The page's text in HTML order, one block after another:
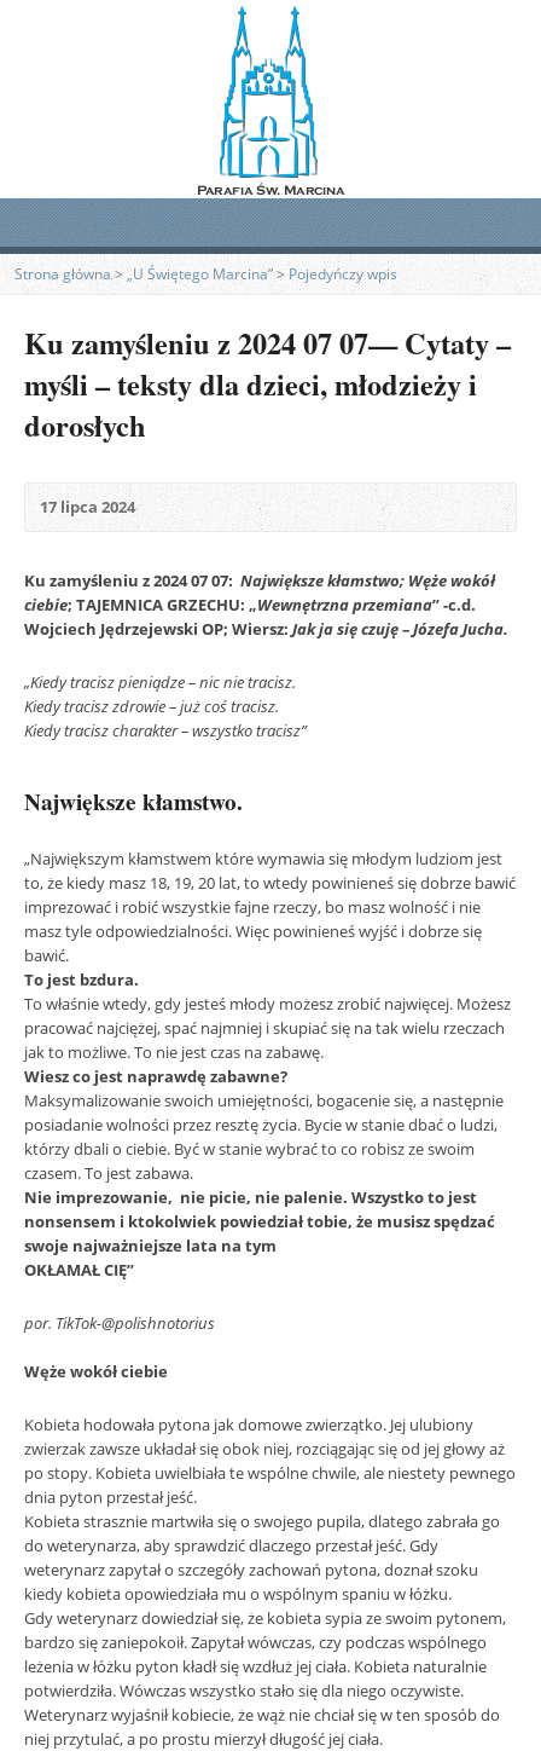
Strona główna> „U Świętego Marcina” >Pojedyńczy wpis
Ku zamyśleniu z 2024 07 07— Cytaty –
myśli – teksty dla dzieci, młodzieży i
dorosłych
17 lipca 2024
Ku zamyśleniu z 2024 07 07: Największe kłamstwo; Węże wokół
ciebie; TAJEMNICA GRZECHU: „Wewnętrzna przemiana” -c.d.
Wojciech Jędrzejewski OP; Wiersz: Jak ja się czuję – Józefa Jucha.
„Kiedy tracisz pieniądze – nic nie tracisz.
Kiedy tracisz zdrowie – już coś tracisz.
Kiedy tracisz charakter – wszystko tracisz”
Największe kłamstwo.
„Największym kłamstwem które wymawia się młodym ludziom jest
to, że kiedy masz 18, 19, 20 lat, to wtedy powinieneś się dobrze bawić
imprezować i robić wszystkie fajne rzeczy, bo masz wolność i nie
masz tyle odpowiedzialności. Więc powinieneś wyjść i dobrze się
bawić.
To jest bzdura.
To właśnie wtedy, gdy jesteś młody możesz zrobić najwięcej. Możesz
pracować najciężej, spać najmniej i skupiać się na tak wielu rzeczach
jak to możliwe. To nie jest czas na zabawę.
Wiesz co jest naprawdę zabawne?
Maksymalizowanie swoich umiejętności, bogacenie się, a następnie
posiadanie wolności przez resztę życia. Bycie w stanie dbać o ludzi,
którzy dbali o ciebie. Być w stanie wybrać to co robisz ze swoim
czasem. To jest zabawa.
Nie imprezowanie, nie picie, nie palenie. Wszystko to jest
nonsensem i ktokolwiek powiedział tobie, że musisz spędzać
swoje najważniejsze lata na tym
OKŁAMAŁ CIĘ”
por. TikTok-@polishnotorius
Węże wokół ciebie
Kobieta hodowała pytona jak domowe zwierzątko. Jej ulubiony
zwierzak zawsze układał się obok niej, rozciągając się od jej głowy aż
po stopy. Kobieta uwielbiała te wspólne chwile, ale niestety pewnego
dnia pyton przestał jeść.
Kobieta strasznie martwiła się o swojego pupila, dlatego zabrała go
do weterynarza, aby sprawdzić dlaczego przestał jeść. Gdy
weterynarz zapytał o szczegóły zachowań pytona, doznał szoku
kiedy kobieta opowiedziała mu o wspólnym spaniu w łóżku.
Gdy weterynarz dowiedział się, że kobieta sypia ze swoim pytonem,
bardzo się zaniepokoił. Zapytał wówczas, czy podczas wspólnego
leżenia w łóżku pyton kładł się wzdłuż jej ciała. Kobieta naturalnie
potwierdziła. Wówczas wszystko stało się dla niego oczywiste.
Weterynarz wyjaśnił kobiecie, że wąż nie chciał się w ten sposób do
niej przytulać, a po prostu mierzył długość jej ciała.